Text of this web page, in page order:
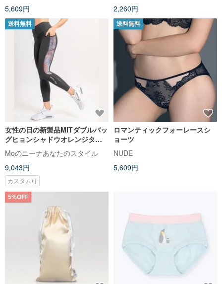
5,609円
2,260円
送料無料
女性の日の新製品MITダブルバッ
グヒョンシャドウオレンジタイ
ツ高タイトネス
Moのニーナあなたのスタイル
9,043円
カスタム可
送料無料
ロマンティックフォーレースシ
ョーツ
NUDE
5,609円
5%OFF